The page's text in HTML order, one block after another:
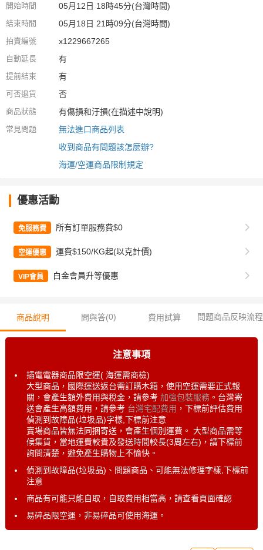
開始時間 05月12日 18時45分(台灣時間)
結束時間 05月18日 21時09分(台灣時間)
拍賣編號 x1229667265
自動延長 有
提前結束 有
可否退貨 否
商品狀態 有傷損和汙損(在描述中說明)
常見問題
無法進口商品列表
收到商品有問題該怎麼辦?
海運/空運商品限制規定
優惠活動
免服務費 所有訂單服務費$0
空運優惠 運費$150/KG起(以克計價)
VIP會員 白金會員升等優惠
商品說明 問與答(0) 費用試算 問題商品反映流程
注意事項
插電電器商品限空運( 海運需商檢)
大型商品，國際運送返台需訂購木箱，使用空運需要正式報
關，會產生額外費用與稅金，請參考 加強包裝服務。台灣寄
送會產生高額費用，請參考 台灣宅配費用 ，下標前評估費用
偵測到故障品(垃圾品)字樣,下標前注意
賣場商品皆無法同捆寄送，會產生個別運費。 大型商品需等
候集貨，當地運費較貴及發送時間較長(3周左右)，請下標前
詢問清楚，避免產生購物上不愉快。
偵測到故障品(垃圾品)、問題商品、可能無法修理字樣,下標前
注意
商品有可能只能自取，自取費用相當高，請查看頁面確認
易碎品限空運，非易碎品可使用海運。